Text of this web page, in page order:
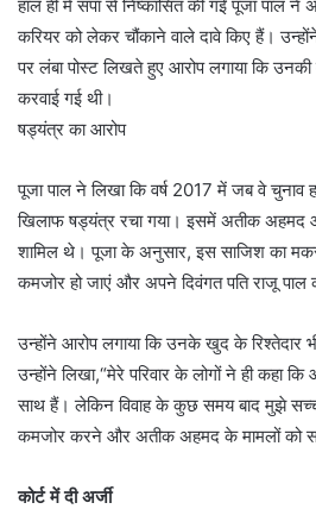
हाल ही में सपा से निष्कासित की गईं पूजा पाल
करियर को लेकर चौंकाने वाले दावे किए हैं।
पर लंबा पोस्ट लिखते हुए आरोप लगाया कि
करवाई गई थी।
षड्यंत्र का आरोप
पूजा पाल ने लिखा कि वर्ष 2017 में जब वे चुनाव
खिलाफ षड्यंत्र रचा गया। इसमें अतीक अहमद
शामिल थे। पूजा के अनुसार, इस साजिश का
कमजोर हो जाएं और अपने दिवंगत पति राजू
उन्होंने आरोप लगाया कि उनके खुद के रिश्तेदार
उन्होंने लिखा,“मेरे परिवार के लोगों ने ही कहा
साथ हैं। लेकिन विवाह के कुछ समय बाद मुझे
कमजोर करने और अतीक अहमद के मामलों को
कोर्ट में दी अर्जी